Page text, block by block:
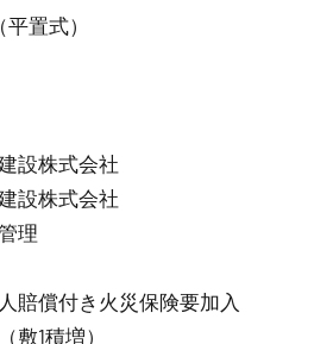
式）
株式会社
株式会社
理
付き火災保険要加入
1積増）